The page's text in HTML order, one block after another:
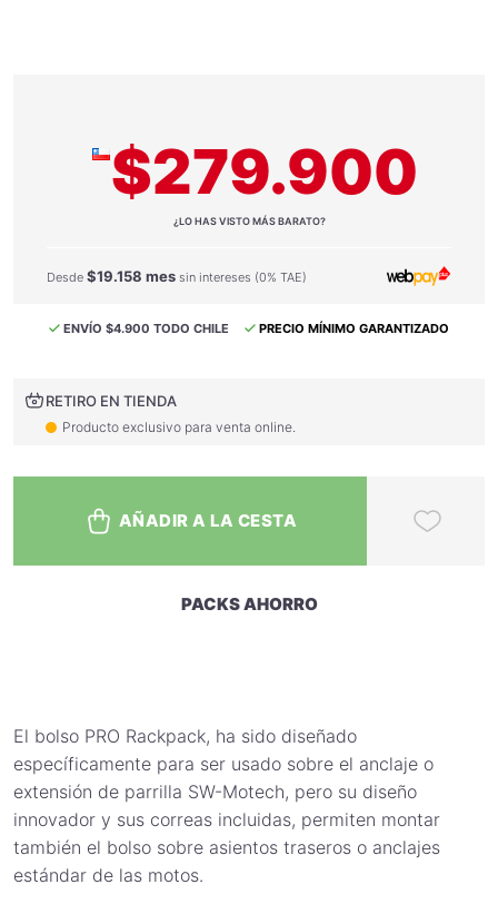
$279.900
¿LO HAS VISTO MÁS BARATO?
Desde $19.158 mes sin intereses (0% TAE)
ENVÍO $4.900 TODO CHILE PRECIO MÍNIMO GARANTIZADO
RETIRO EN TIENDA
Producto exclusivo para venta online.
AÑADIR A LA CESTA
PACKS AHORRO
El bolso PRO Rackpack, ha sido diseñado
específicamente para ser usado sobre el anclaje o
extensión de parrilla SW-Motech, pero su diseño
innovador y sus correas incluidas, permiten montar
también el bolso sobre asientos traseros o anclajes
estándar de las motos.